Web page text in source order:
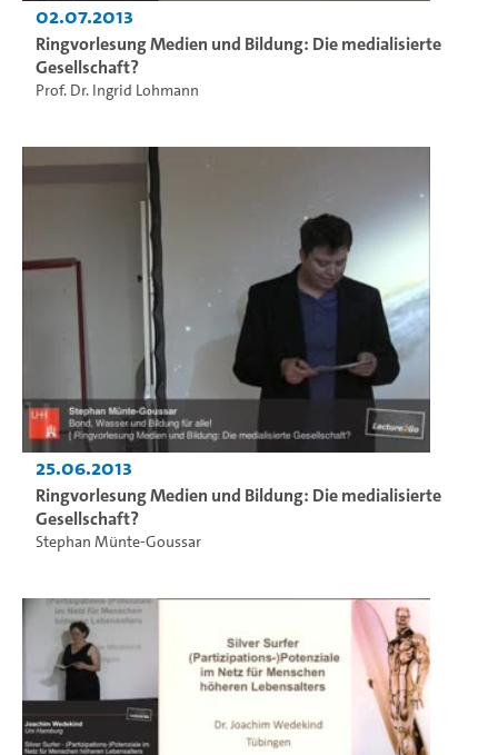
02.07.2013
Ringvorlesung Medien und Bildung: Die medialisierte
Gesellschaft?
Prof. Dr. Ingrid Lohmann
25.06.2013
Ringvorlesung Medien und Bildung: Die medialisierte
Gesellschaft?
Stephan Münte-Goussar